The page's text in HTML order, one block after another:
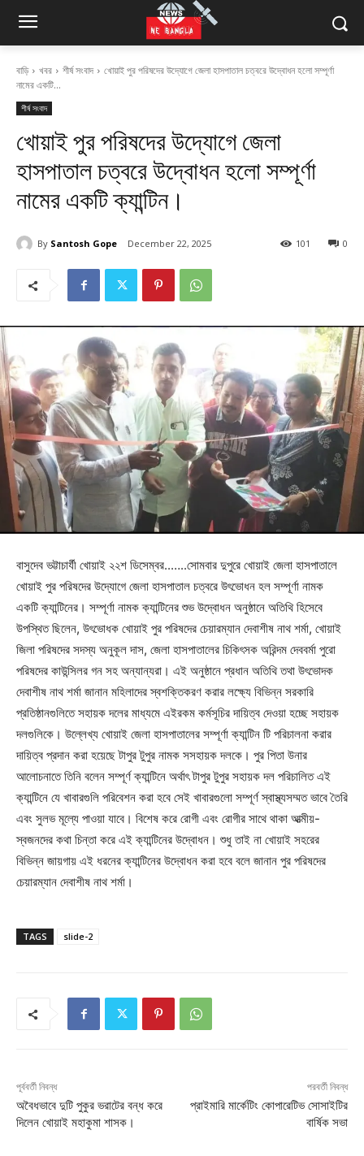
বাড়ি খবর শীর্ষ সংবাদ
খোয়াই পুর পরিষদের উদ্যোগে জেলা হাসপাতাল চত্বরে উদ্বোধন হলো সম্পূর্ণা
নামের একটি...
শীর্ষ সংবাদ
খোয়াই পুর পরিষদের উদ্যোগে জেলা
হাসপাতাল চত্বরে উদ্বোধন হলো সম্পূর্ণা
নামের একটি ক্যান্টিন।
By Santosh Gope December 22, 2025 0
101
বাসুদেব ভট্টাচার্যী খোয়াই ২২শ ডিসেম্বর..…..সোমবার দুপুরে খোয়াই জেলা হাসপাতালে
খোয়াই পুর পরিষদের উদ্যোগে জেলা হাসপাতাল চত্বরে উৎভোধন হল সম্পূর্ণা নামক
একটি ক্যান্টিনের। সম্পূর্ণা নামক ক্যান্টিনের শুভ উদ্বোধন অনুষ্ঠানে অতিথি হিসেবে
উপস্থিত ছিলেন, উৎভোধক খোয়াই পুর পরিষদের চেয়ারম্যান দেবাশীষ নাথ শর্মা, খোয়াই
জিলা পরিষদের সদস্য অনুকূল দাস, জেলা হাসপাতালের চিকিৎসক অরিন্দম দেববর্মা পুরো
পরিষদের কাউন্সিলর গন সহ অন্যান্যরা। এই অনুষ্ঠানে প্রধান অতিথি তথা উৎভোদক
দেবাশীষ নাথ শর্মা জানান মহিলাদের স্বশক্তিকরণ করার লক্ষ্যে বিভিন্ন সরকারি
প্রতিষ্ঠানগুলিতে সহায়ক দলের মাধ্যমে এইরকম কর্মসূচির দায়িত্ব দেওয়া হচ্ছে সহায়ক
দলগুলিকে। উল্লেখ্য খোয়াই জেলা হাসপাতালের সম্পূর্ণা ক্যান্টিন টি পরিচালনা করার
দায়িত্ব প্রদান করা হয়েছে টাপুর টুপুর নামক সসহায়ক দলকে। পুর পিতা উনার
আলোচনাতে তিনি বলেন সম্পূর্ণ ক্যান্টিনে অর্থাৎ টাপুর টুপুর সহায়ক দল পরিচালিত এই
ক্যান্টিনে যে খাবারগুলি পরিবেশন করা হবে সেই খাবারগুলো সম্পূর্ণ স্বাস্থ্যসম্মত ভাবে তৈরি
এবং সুলভ মূল্যে পাওয়া যাবে। বিশেষ করে রোগী এবং রোগীর সাথে থাকা আত্মীয়-
স্বজনদের কথা চিন্তা করে এই ক্যান্টিনের উদ্বোধন। শুধু তাই না খোয়াই সহরের
বিভিন্ন জায়গায় এই ধরনের ক্যান্টিনের উদ্বোধন করা হবে বলে জানান পুর পরিষদের
চেয়ারম্যান দেবাশীষ নাথ শর্মা।
TAGS slide-2
পূর্ববর্তী নিবন্ধ
অবৈধভাবে দুটি পুকুর ভরাটের বন্ধ করে
দিলেন খোয়াই মহাকুমা শাসক।
পরবর্তী নিবন্ধ
প্রাইমারি মার্কেটিং কোপারেটিভ সোসাইটির
বার্ষিক সভা